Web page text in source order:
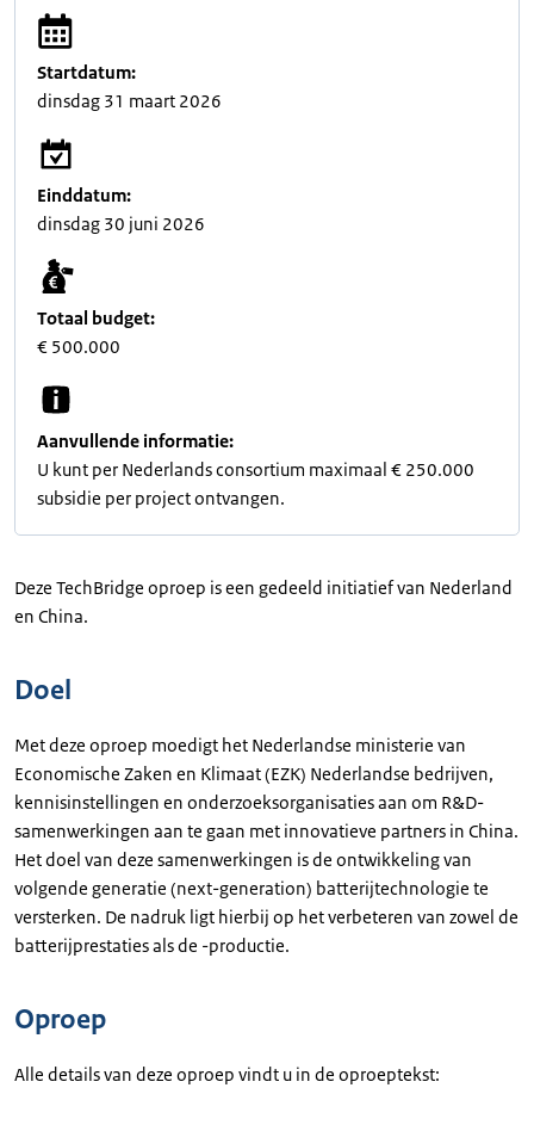
Startdatum:
dinsdag 31 maart 2026
Einddatum:
dinsdag 30 juni 2026
Totaal budget:
€ 500.000
Aanvullende informatie:
U kunt per Nederlands consortium maximaal € 250.000
subsidie per project ontvangen.
Deze TechBridge oproep is een gedeeld initiatief van Nederland
en China.
Doel
Met deze oproep moedigt het Nederlandse ministerie van
Economische Zaken en Klimaat (EZK) Nederlandse bedrijven,
kennisinstellingen en onderzoeksorganisaties aan om R&D-
samenwerkingen aan te gaan met innovatieve partners in China.
Het doel van deze samenwerkingen is de ontwikkeling van
volgende generatie (next-generation) batterijtechnologie te
versterken. De nadruk ligt hierbij op het verbeteren van zowel de
batterijprestaties als de -productie.
Oproep
Alle details van deze oproep vindt u in de oproeptekst: